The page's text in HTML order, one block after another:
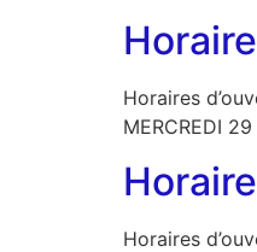
Horaires
MERCREDI
Horaires